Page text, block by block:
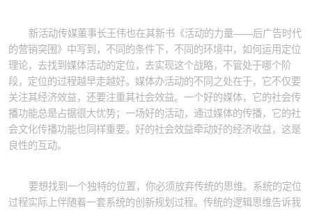
新活动传媒董事长王伟也在其新书《活动的力量——后广告时代
的营销突围》中写到，不同的条件下，不同的环境中，如何运用定位
理论，去找到媒体活动的定位，去实现这个战略，不管处于哪个阶
段，定位的过程越早走越好。媒体办活动的不同之处在于，它不仅要
关注其经济效益，还要注重其社会效益。一个好的媒体，它的社会传
播功能总是占据很大优势；一场好的活动，通过媒体的传播，它的社
会文化传播功能也同样重要。好的社会效益牵动好的经济收益，这是
良性的互动。
要想找到一个独特的位置，你必须放弃传统的思维。系统的定位
过程实际上伴随着一套系统的创新规划过程。传统的逻辑思维告诉我